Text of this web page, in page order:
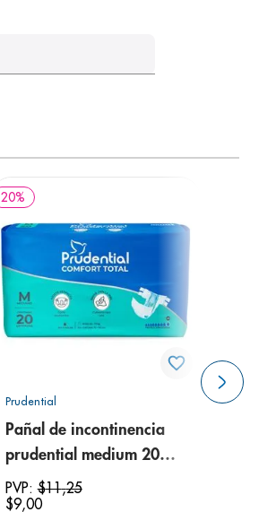
20%
Prudential
Pañal de incontinencia
prudential medium 20
unidades
PVP:$11,25
$9,00